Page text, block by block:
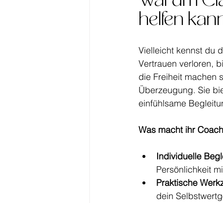
helfen
Vielleicht kennst du
Vertrauen verloren,
die Freiheit machen
Überzeugung. Sie
einfühlsame
Was macht ihr
Individuelle
Persönlichkeit
Praktische
dein